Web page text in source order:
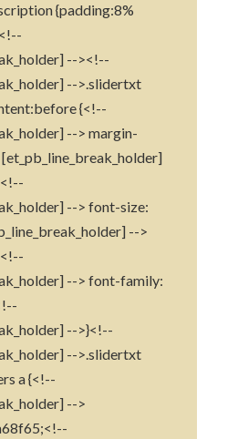
{padding:8%
--><!--
-->.slidertxt
{<!--
--> margin-
--> font-size:
-->
--> font-family:
-->}<!--
-->.slidertxt
a {<!--
-->